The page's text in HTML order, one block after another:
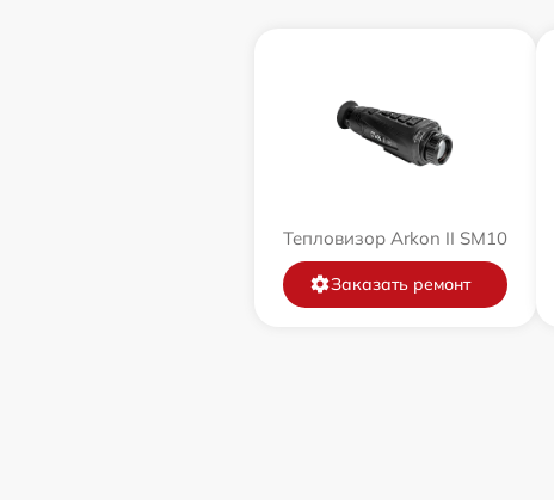
Тепловизор Arkon II SM10
Заказать ремонт